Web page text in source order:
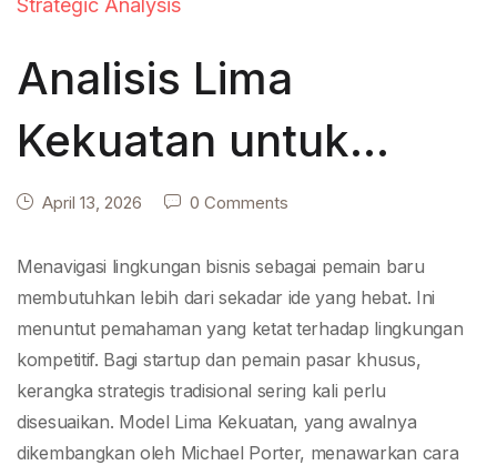
Strategic Analysis
Analisis Lima
Kekuatan untuk
Pasar Khusus dan
Startup
April 13, 2026 0 Comments
Menavigasi lingkungan bisnis sebagai pemain baru
membutuhkan lebih dari sekadar ide yang hebat. Ini
menuntut pemahaman yang ketat terhadap lingkungan
kompetitif. Bagi startup dan pemain pasar khusus,
kerangka strategis tradisional sering kali perlu
disesuaikan. Model Lima Kekuatan, yang awalnya
dikembangkan oleh Michael Porter, menawarkan cara